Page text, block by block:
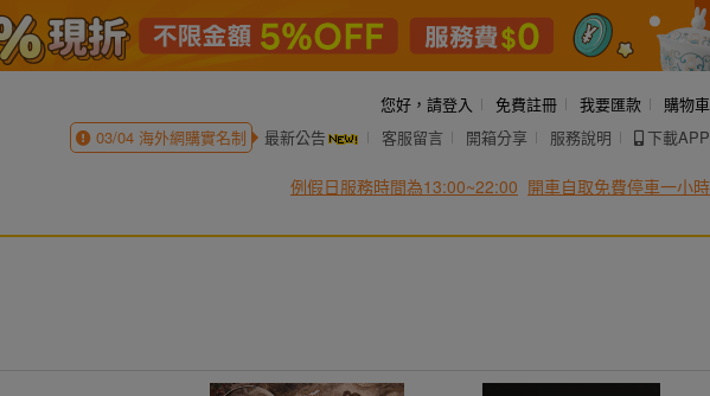
您好， 請登入 免費註冊 我要匯款
購物車
03/04海外網購實名制 最新公告 客服留言 開箱分享 服務說明 下載APP
例假日服務時間為13:00~22:00 開車自取免費停車一小時